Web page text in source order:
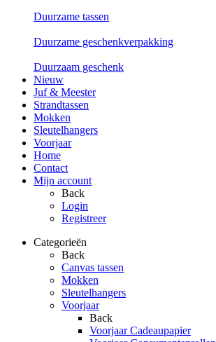
Duurzame tassen
Duurzame geschenkverpakking
Duurzaam geschenk
Nieuw
Juf & Meester
Strandtassen
Mokken
Sleutelhangers
Voorjaar
Home
Contact
Mijn account
Back
Login
Registreer
Categorieën
Back
Canvas tassen
Mokken
Sleutelhangers
Voorjaar
Back
Voorjaar Cadeaupapier